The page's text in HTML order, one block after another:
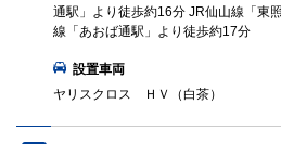
通駅」より徒歩約16分 JR仙山線「東
線「あおば通駅」より徒歩約17分
設置車両
ヤリスクロス ＨＶ（白茶）